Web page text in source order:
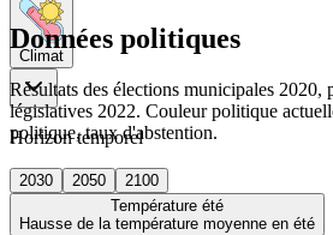
Climat
Horizon temporel
2030 2050
2100
Température été
Hausse de la température moyenne en été
Données politiques
Résultats des élections municipales 2020,
législatives 2022. Couleur politique
politique, taux d'abstention.